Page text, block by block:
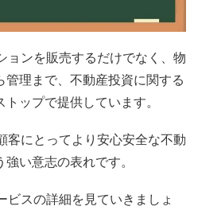
ョンを販売するだけでなく、物
理まで、不動産投資に関する
ップで提供しています。
客にとってより安心安全な不動
い意志の表れです。
ビスの詳細を見ていきましょ